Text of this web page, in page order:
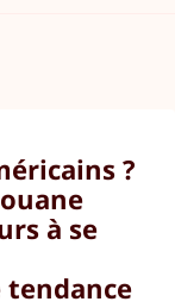
?
à se
tendance